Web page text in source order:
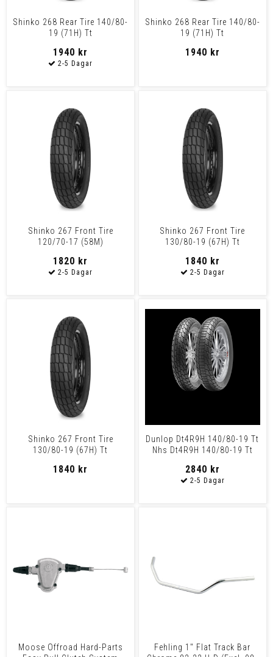
Shinko 268 Rear Tire 140/80-
19 (71H) Tt
1940 kr
Shinko 268 Rear Tire 140/80-
19 (71H) Tt
1940 kr
Shinko 267 Front Tire
120/70-17 (58M)
1820 kr
Shinko 267 Front Tire
130/80-19 (67H) Tt
1840 kr
Shinko 267 Front Tire
130/80-19 (67H) Tt
1840 kr
Dunlop Dt4R9H 140/80-19 Tt
Nhs Dt4R9H 140/80-19 Tt
2840 kr
Moose Offroad Hard-Parts
Fehling 1" Flat Track Bar